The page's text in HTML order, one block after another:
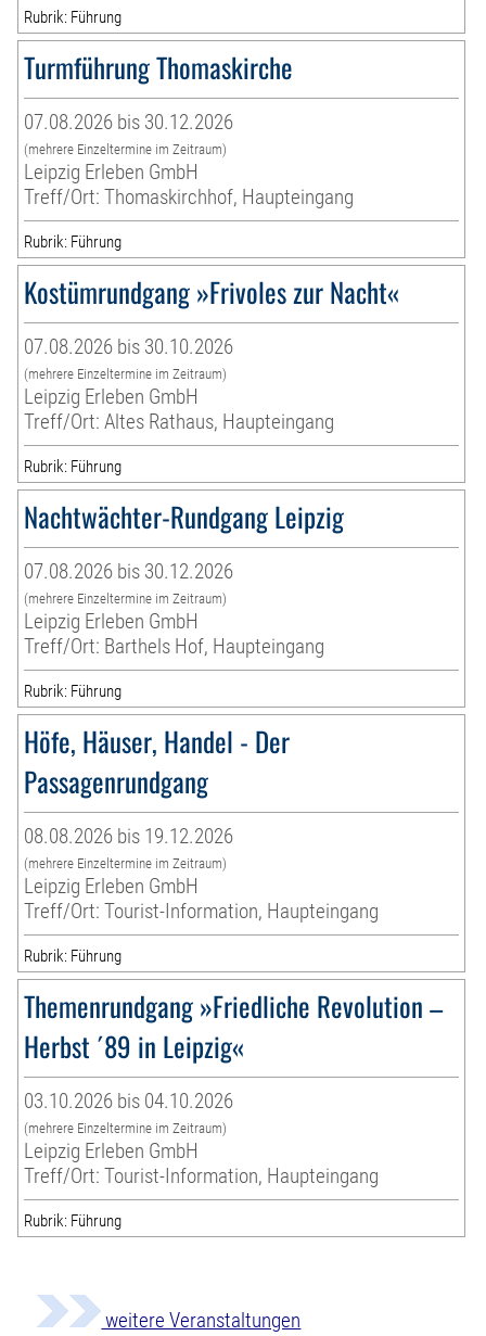
Rubrik: Führung
Turmführung Thomaskirche
07.08.2026 bis 30.12.2026
(mehrere Einzeltermine im Zeitraum)
Leipzig Erleben GmbH
Treff/Ort: Thomaskirchhof, Haupteingang
Rubrik: Führung
Kostümrundgang »Frivoles zur Nacht«
07.08.2026 bis 30.10.2026
(mehrere Einzeltermine im Zeitraum)
Leipzig Erleben GmbH
Treff/Ort: Altes Rathaus, Haupteingang
Rubrik: Führung
Nachtwächter-Rundgang Leipzig
07.08.2026 bis 30.12.2026
(mehrere Einzeltermine im Zeitraum)
Leipzig Erleben GmbH
Treff/Ort: Barthels Hof, Haupteingang
Rubrik: Führung
Höfe, Häuser, Handel - Der
Passagenrundgang
08.08.2026 bis 19.12.2026
(mehrere Einzeltermine im Zeitraum)
Leipzig Erleben GmbH
Treff/Ort: Tourist-Information, Haupteingang
Rubrik: Führung
Themenrundgang »Friedliche Revolution –
Herbst ´89 in Leipzig«
03.10.2026 bis 04.10.2026
(mehrere Einzeltermine im Zeitraum)
Leipzig Erleben GmbH
Treff/Ort: Tourist-Information, Haupteingang
Rubrik: Führung
weitere Veranstaltungen